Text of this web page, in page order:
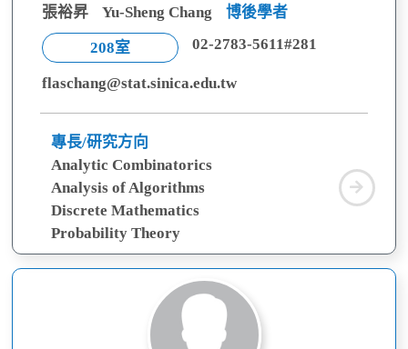
張裕昇 Yu-Sheng Chang 博後學者
208室 02-2783-5611#281
flaschang@stat.sinica.edu.tw
專長/研究方向
Analytic Combinatorics
Analysis of Algorithms
Discrete Mathematics
Probability Theory
張
裕